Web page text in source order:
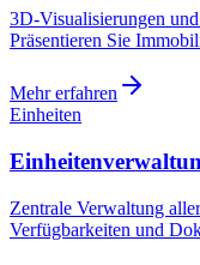
3D-Visualisierungen
Präsentieren Sie
Mehr erfahren
Einheiten
Zentrale Verwaltung
Verfügbarkeiten und